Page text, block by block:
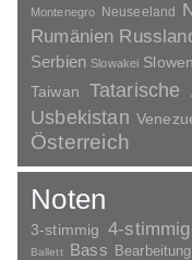
Montenegro Neuseeland
Rumänien
Serbien Slowakei
Taiwan Tatarische
Usbekistan
Österreich
Noten
3-stimmig 4-stimmig
Ballett Bass Bearbeitung